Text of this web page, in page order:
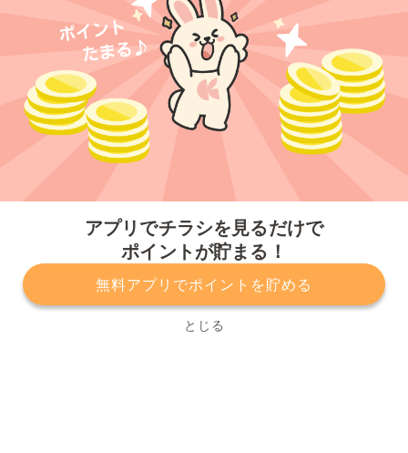
アプリでチラシを見るだけで
ポイントが貯まる！
無料アプリでポイントを貯める
とじる
プライバシーポリシー 利用規約
運営会社
サービスに関してのお問い合わせ